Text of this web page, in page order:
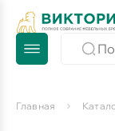
Главная